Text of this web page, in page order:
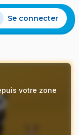
Se connecter
votre zone